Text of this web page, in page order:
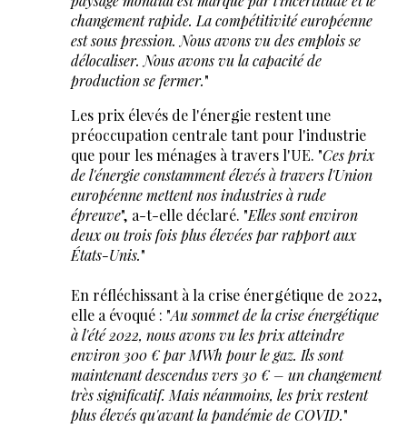
changement rapide. La compétitivité européenne
est sous pression. Nous avons vu des emplois se
délocaliser. Nous avons vu la capacité de
production se fermer."
Les prix élevés de l'énergie restent une
préoccupation centrale tant pour l'industrie
que pour les ménages à travers l'UE. "Ces prix
de l'énergie constamment élevés à travers l'Union
européenne mettent nos industries à rude
épreuve", a-t-elle déclaré. "Elles sont environ
deux ou trois fois plus élevées par rapport aux
États-Unis."
En réfléchissant à la crise énergétique de 2022,
elle a évoqué : "Au sommet de la crise énergétique
à l'été 2022, nous avons vu les prix atteindre
environ 300 € par MWh pour le gaz. Ils sont
maintenant descendus vers 30 € – un changement
très significatif. Mais néanmoins, les prix restent
plus élevés qu'avant la pandémie de COVID."